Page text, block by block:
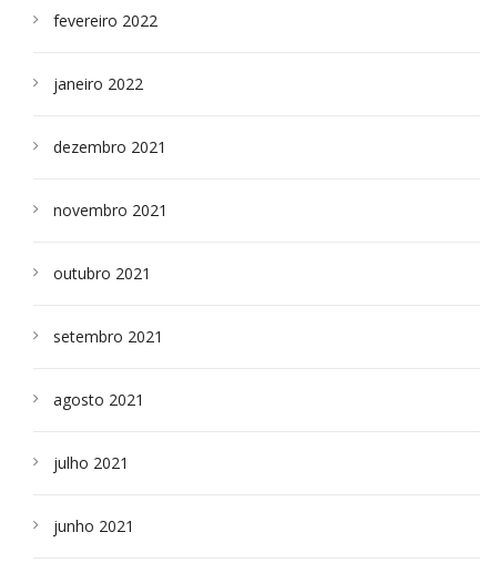
fevereiro 2022
janeiro 2022
dezembro 2021
novembro 2021
outubro 2021
setembro 2021
agosto 2021
julho 2021
junho 2021